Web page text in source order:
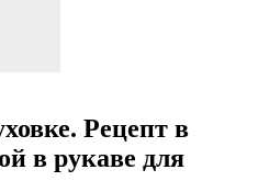
Рецепт в
в рукаве для